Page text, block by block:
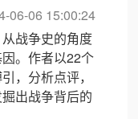
06-06 15:00:24
战争史的角度
。作者以22个
，分析点评，
出战争背后的